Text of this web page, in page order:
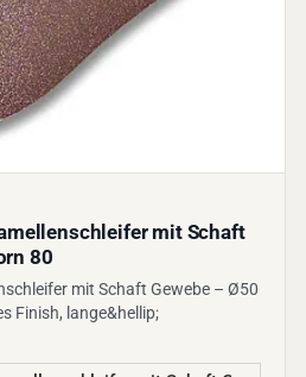
mit Schaft
80
mit Schaft Gewebe – Ø50
Finish, lange&hellip;